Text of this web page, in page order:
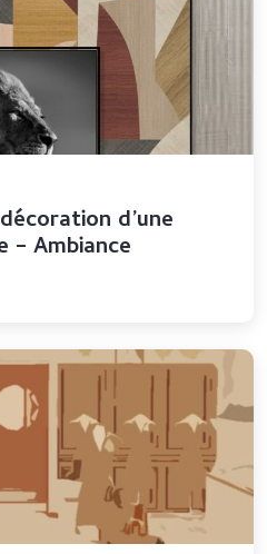
d’une
– Ambiance